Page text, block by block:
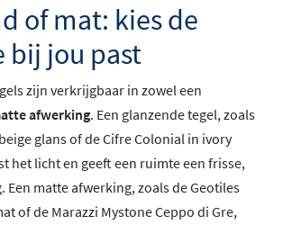
of mat: kies de
bij jou past
zijn verkrijgbaar in zowel een
afwerking. Een glanzende tegel, zoals
glans of de Cifre Colonial in ivory
het licht en geeft een ruimte een frisse,
matte afwerking, zoals de Geotiles
of de Marazzi Mystone Ceppo di Gre,